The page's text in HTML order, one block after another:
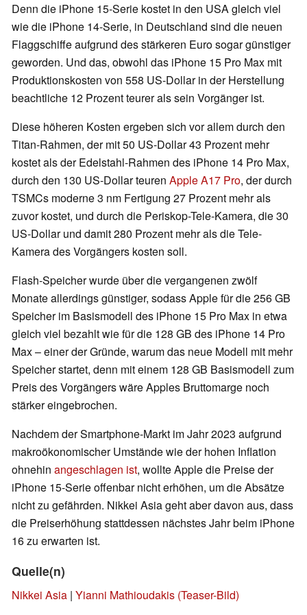
Denn die iPhone 15-Serie kostet in den USA gleich viel
wie die iPhone 14-Serie, in Deutschland sind die neuen
Flaggschiffe aufgrund des stärkeren Euro sogar günstiger
geworden. Und das, obwohl das iPhone 15 Pro Max mit
Produktionskosten von 558 US-Dollar in der Herstellung
beachtliche 12 Prozent teurer als sein Vorgänger ist.
Diese höheren Kosten ergeben sich vor allem durch den
Titan-Rahmen, der mit 50 US-Dollar 43 Prozent mehr
kostet als der Edelstahl-Rahmen des iPhone 14 Pro Max,
durch den 130 US-Dollar teuren Apple A17 Pro, der durch
TSMCs moderne 3 nm Fertigung 27 Prozent mehr als
zuvor kostet, und durch die Periskop-Tele-Kamera, die 30
US-Dollar und damit 280 Prozent mehr als die Tele-
Kamera des Vorgängers kosten soll.
Flash-Speicher wurde über die vergangenen zwölf
Monate allerdings günstiger, sodass Apple für die 256 GB
Speicher im Basismodell des iPhone 15 Pro Max in etwa
gleich viel bezahlt wie für die 128 GB des iPhone 14 Pro
Max – einer der Gründe, warum das neue Modell mit mehr
Speicher startet, denn mit einem 128 GB Basismodell zum
Preis des Vorgängers wäre Apples Bruttomarge noch
stärker eingebrochen.
Nachdem der Smartphone-Markt im Jahr 2023 aufgrund
makroökonomischer Umstände wie der hohen Inflation
ohnehin angeschlagen ist, wollte Apple die Preise der
iPhone 15-Serie offenbar nicht erhöhen, um die Absätze
nicht zu gefährden. Nikkei Asia geht aber davon aus, dass
die Preiserhöhung stattdessen nächstes Jahr beim iPhone
16 zu erwarten ist.
Quelle(n)
Nikkei Asia | Yianni Mathioudakis (Teaser-Bild)